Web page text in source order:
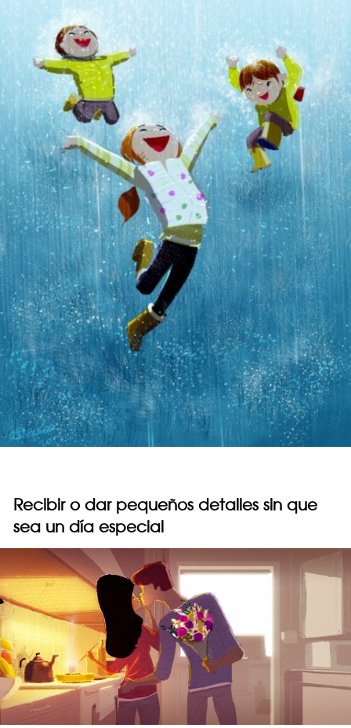
Recibir o dar pequeños detalles sin que
sea un día especial